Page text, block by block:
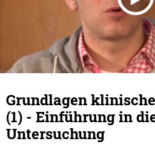
Grundlagen
(1) - Einführung in
Untersuchung